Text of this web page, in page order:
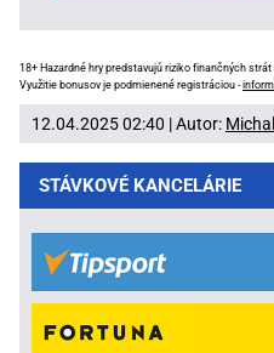
18+ Hazardné hry predstavujú riziko finančných strát
Využitie bonusov je podmienené registráciou -
12.04.2025 02:40 | Autor:
STÁVKOVÉ KANCELÁRIE